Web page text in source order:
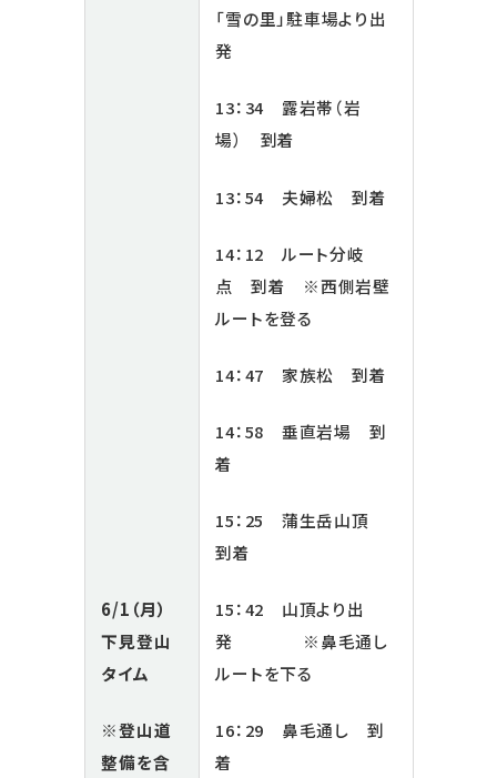
6/1（月）
下見登山
タイム
※登山道
整備を含
「雪の里」駐車場より出
発
13：34 露岩帯（岩
場） 到着
13：54 夫婦松 到着
14：12 ルート分岐
点 到着 ※西側岩壁
ルートを登る
14：47 家族松 到着
14：58 垂直岩場 到
着
15：25 蒲生岳山頂
到着
15：42 山頂より出
発 ※鼻毛通し
ルートを下る
16：29 鼻毛通し 到
着